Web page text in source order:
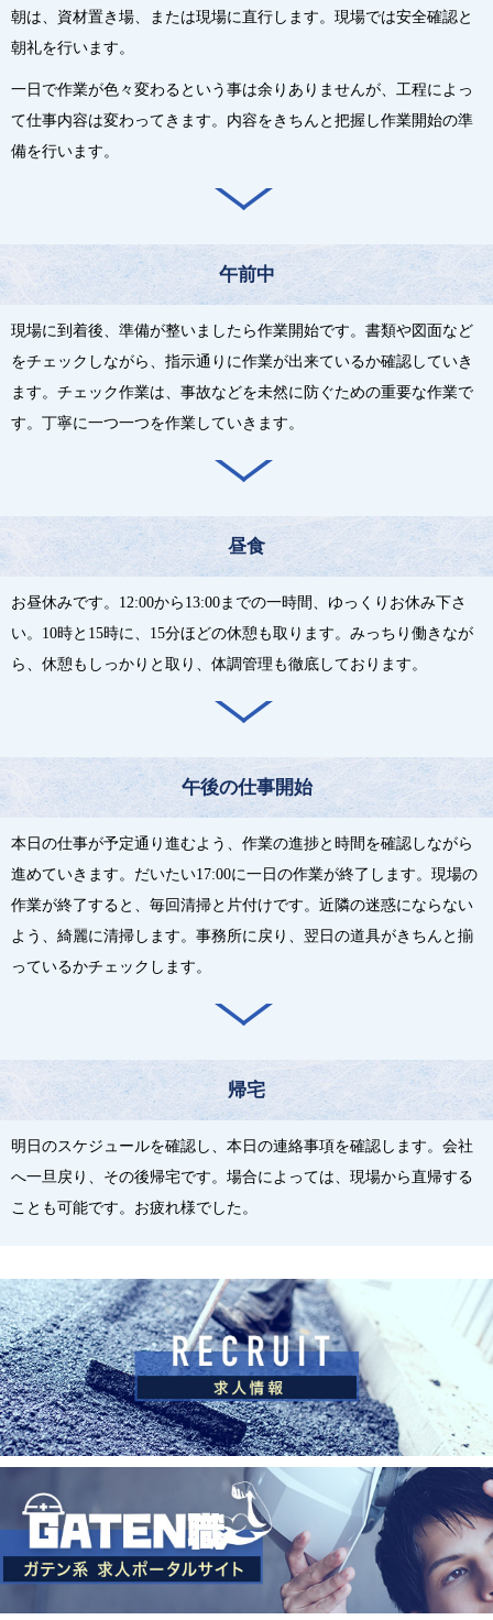
朝は、資材置き場、または現場に直行します。現場では安全確認と
朝礼を行います。
一日で作業が色々変わるという事は余りありませんが、工程によっ
て仕事内容は変わってきます。内容をきちんと把握し作業開始の準
備を行います。
午前中
現場に到着後、準備が整いましたら作業開始です。書類や図面など
をチェックしながら、指示通りに作業が出来ているか確認していき
ます。チェック作業は、事故などを未然に防ぐための重要な作業で
す。丁寧に一つ一つを作業していきます。
昼食
お昼休みです。12:00から13:00までの一時間、ゆっくりお休み下さ
い。10時と15時に、15分ほどの休憩も取ります。みっちり働きなが
ら、休憩もしっかりと取り、体調管理も徹底しております。
午後の仕事開始
本日の仕事が予定通り進むよう、作業の進捗と時間を確認しながら
進めていきます。だいたい17:00に一日の作業が終了します。現場の
作業が終了すると、毎回清掃と片付けです。近隣の迷惑にならない
よう、綺麗に清掃します。事務所に戻り、翌日の道具がきちんと揃
っているかチェックします。
帰宅
明日のスケジュールを確認し、本日の連絡事項を確認します。会社
へ一旦戻り、その後帰宅です。場合によっては、現場から直帰する
ことも可能です。お疲れ様でした。